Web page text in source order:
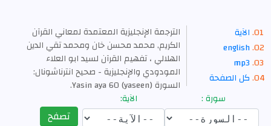
الآية
english
mp3
كل الصفحة
الترجمة الإنجليزية المعتمدة لمعاني القرآن
الكريم, محمد محسن خان ومحمد تقي الدين
الهلالي ، تفهيم القرآن لسيد ابو العلاء
المودودي والإنجليزية - صحيح انترناشونال:
السورة Yasin aya 60 (yaseen).
سورة :
الآية:
تصفح